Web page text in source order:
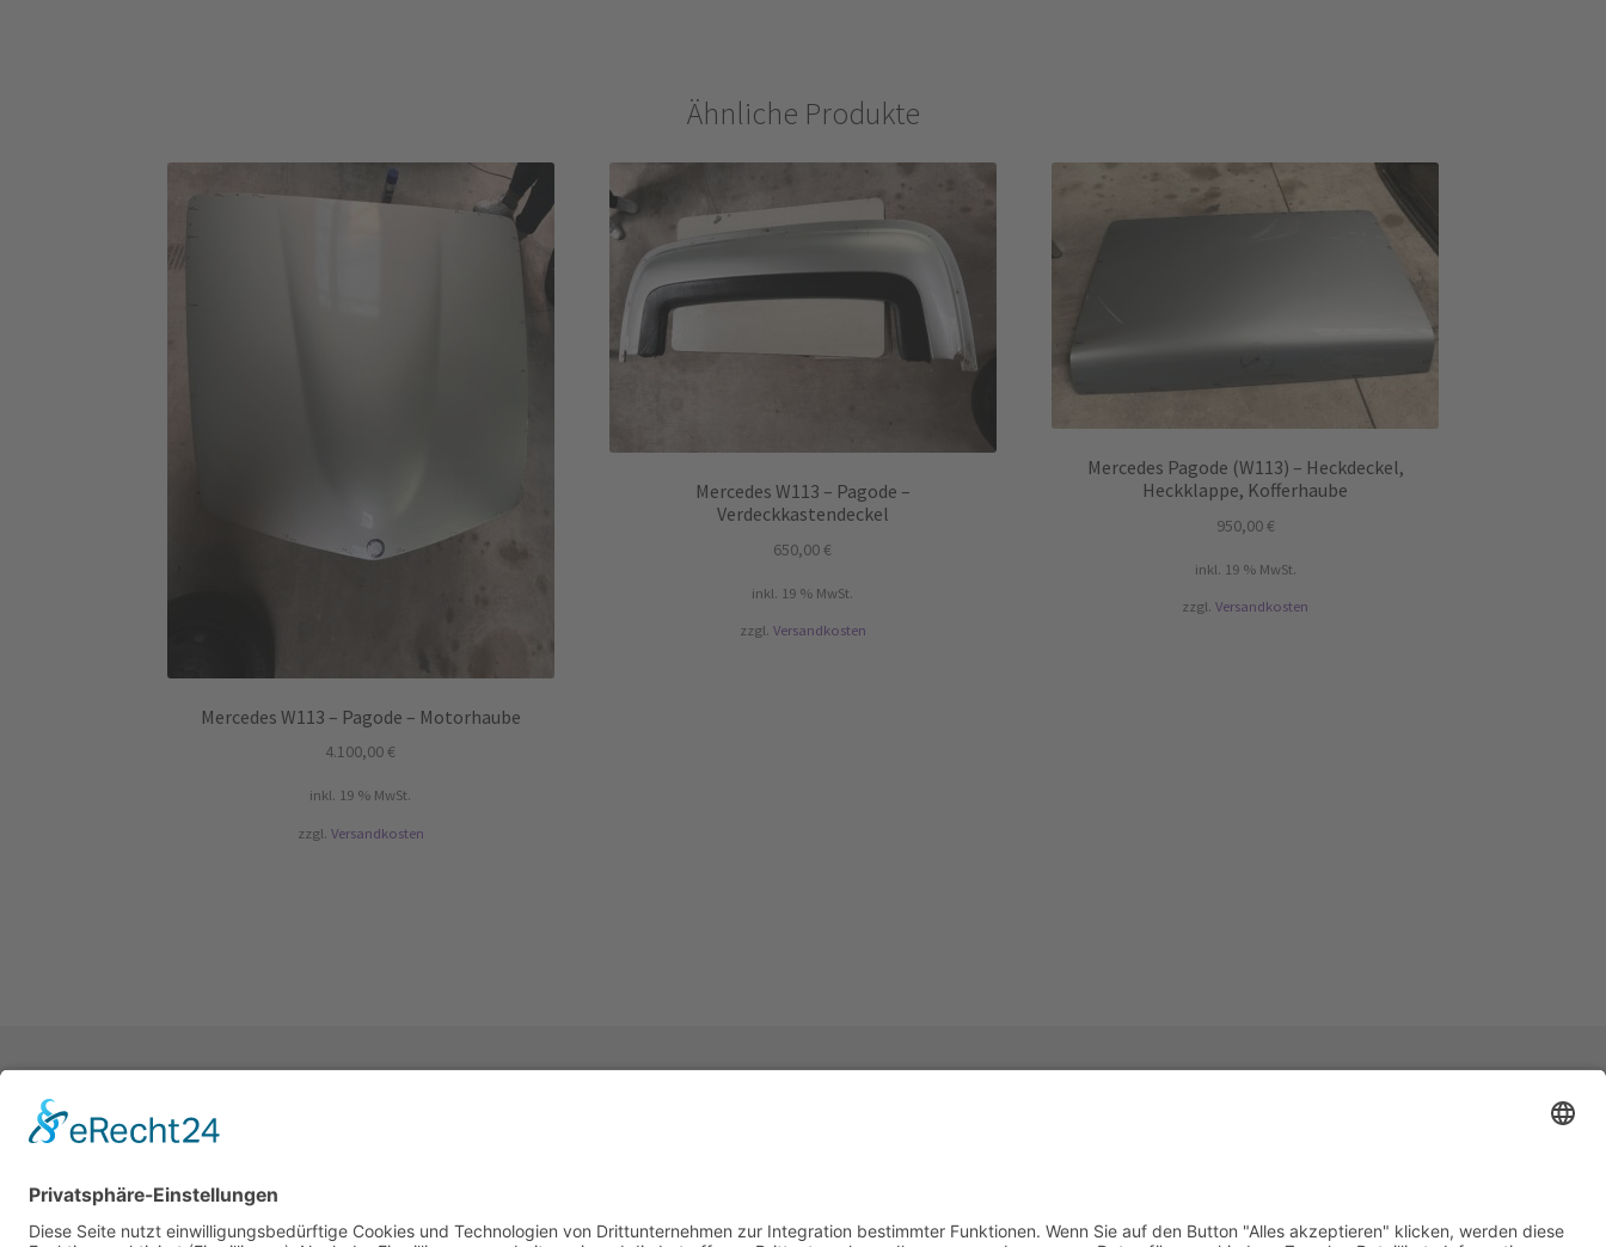
Ähnliche Produkte
Mercedes W113 – Pagode – Motorhaube
4.100,00€
inkl. 19 % MwSt.
zzgl. Versandkosten
Mercedes W113 – Pagode –
Verdeckkastendeckel
650,00€
inkl. 19 % MwSt.
zzgl. Versandkosten
Mercedes Pagode (W113) – Heckdeckel,
Heckklappe, Kofferhaube
950,00€
inkl. 19 % MwSt.
zzgl.Versandkosten
© Shop - Klassiker-Restaurierung BEYER 2026
Datenschutzerklärung
Erstellt mit WooCommerce.